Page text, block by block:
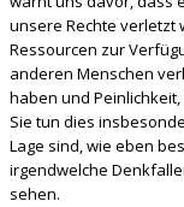
unsere Rechte verletzt
Ressourcen zur
anderen Menschen
haben und
Sie tun dies
Lage sind, wie eben
irgendwelche
sehen.